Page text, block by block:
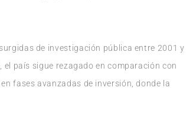
de investigación pública entre 2001 y
país sigue rezagado en comparación con
fases avanzadas de inversión, donde la